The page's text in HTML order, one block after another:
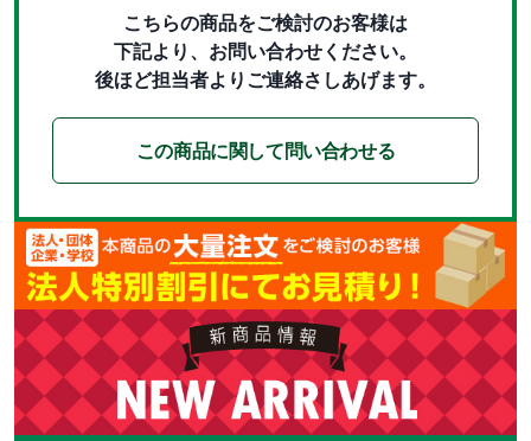
こちらの商品をご検討のお客様は
下記より、お問い合わせください。
後ほど担当者よりご連絡さしあげます。
この商品に関して問い合わせる